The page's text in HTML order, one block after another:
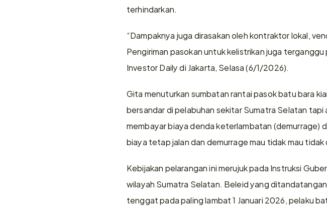
terhindarkan.
“Dampaknya juga dirasakan oleh kontraktor lokal,
Pengiriman pasokan untuk kelistrikan juga
Investor Daily di Jakarta, Selasa (6/1/2026).
Gita menuturkan sumbatan rantai pasok batu bara
bersandar di pelabuhan sekitar Sumatra Selatan
membayar biaya denda keterlambatan
biaya tetap jalan dan demurrage mau tidak mau
Kebijakan pelarangan ini merujuk pada Instruksi
wilayah Sumatra Selatan. Beleid yang
tenggat pada paling lambat 1 Januari 2026, pelaku